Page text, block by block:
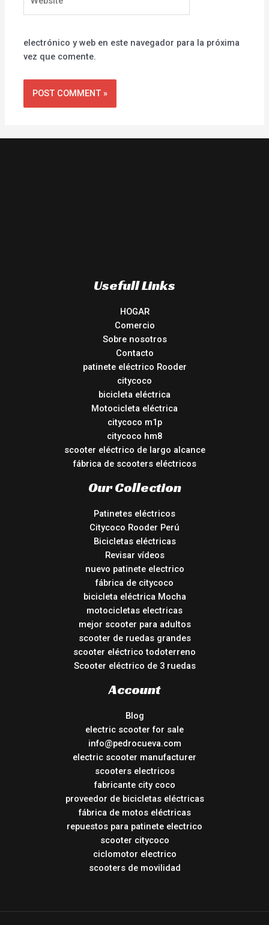
electrónico y web en este navegador para la próxima
vez que comente.
Usefull Links
HOGAR
Comercio
Sobre nosotros
Contacto
patinete eléctrico Rooder
citycoco
bicicleta eléctrica
Motocicleta eléctrica
citycoco m1p
citycoco hm8
scooter eléctrico de largo alcance
fábrica de scooters eléctricos
Our Collection
Patinetes eléctricos
Citycoco Rooder Perú
Bicicletas eléctricas
Revisar vídeos
nuevo patinete electrico
fábrica de citycoco
bicicleta eléctrica Mocha
motocicletas electricas
mejor scooter para adultos
scooter de ruedas grandes
scooter eléctrico todoterreno
Scooter eléctrico de 3 ruedas
Account
Blog
electric scooter for sale
info@pedrocueva.com
electric scooter manufacturer
scooters electricos
fabricante city coco
proveedor de bicicletas eléctricas
fábrica de motos eléctricas
repuestos para patinete electrico
scooter citycoco
ciclomotor electrico
scooters de movilidad